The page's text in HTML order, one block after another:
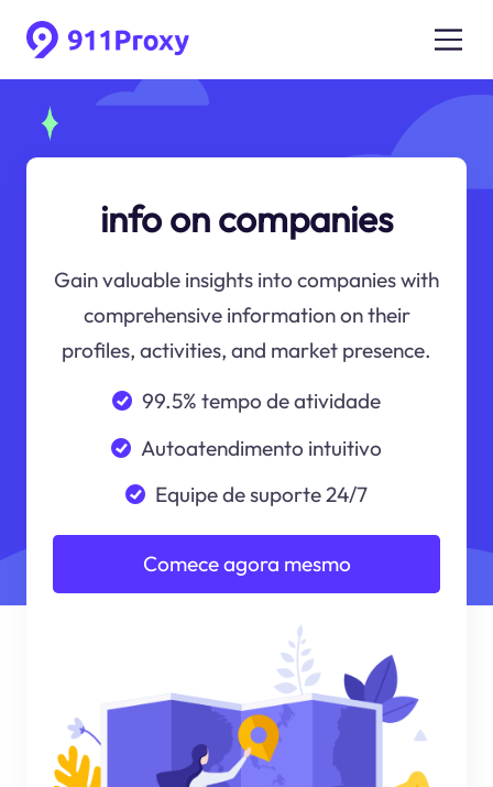
info on companies
Gain valuable insights into companies with
comprehensive information on their
profiles, activities, and market presence.
99.5% tempo de atividade
Autoatendimento intuitivo
Equipe de suporte 24/7
Comece agora mesmo